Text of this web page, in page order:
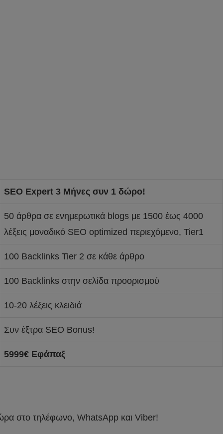
SEO Expert 3 Μήνες συν 1 δώρο!
50 άρθρα σε ενημερωτικά blogs με 1500 έως 4000
λέξεις μοναδικό SEO optimized περιεχόμενο, Tier1
100 Backlinks Tier 2 σε κάθε άρθρο
100 Backlinks στην σελίδα προορισμού
10-20 λέξεις κλειδιά
Συν έξτρα SEO Bonus!
5999€ Εφάπαξ
στο τηλέφωνο, WhatsApp και Viber!